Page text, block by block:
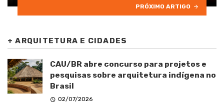
PRÓXIMO ARTIGO
+ARQUITETURA E CIDADES
CAU/BR abre concurso para projetos e
pesquisas sobre arquitetura indígena no
Brasil
02/07/2026